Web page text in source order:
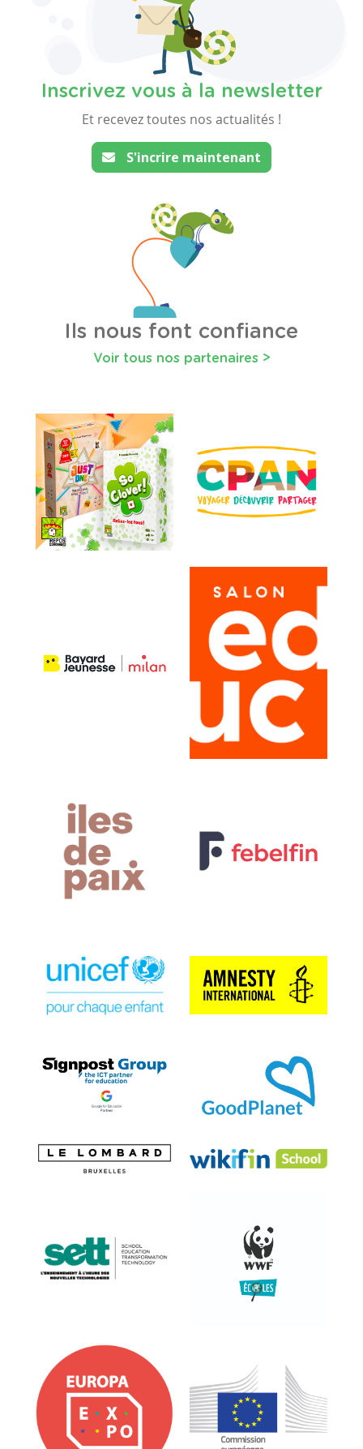
Inscrivez vous à la newsletter
Et recevez toutes nos actualités !
S'incrire maintenant
Ils nous font confiance
Voir tous nos partenaires >